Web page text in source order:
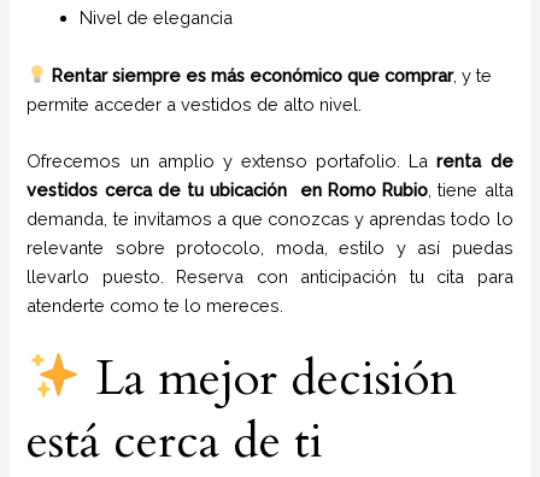
Nivel de elegancia
Rentar siempre es más económico que comprar, y te
permite acceder a vestidos de alto nivel.
Ofrecemos un amplio y extenso portafolio. Larenta de
vestidos cerca de tu ubicación en Romo Rubio , tiene alta
demanda, te invitamos a que conozcas y aprendas todo lo
relevante sobre protocolo, moda, estilo y así puedas
llevarlo puesto. Reserva con anticipación tu cita para
atenderte como te lo mereces.
La mejor decisión
está cerca de ti